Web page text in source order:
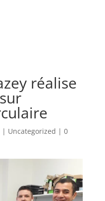
réalise
| Uncategorized | 0